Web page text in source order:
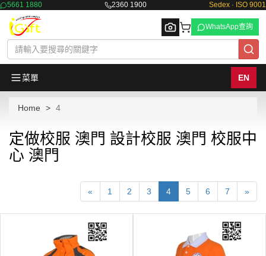
5661 1880 2360 1900 Sedex · ISO 9001
WhatsApp查詢
菜單 EN
Home 4
定做校服 澳門 設計校服 澳門 校服中
心 澳門
« 1 2 3 4 5 6 7 »